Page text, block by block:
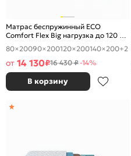
Матрас беспружинный ECO
Comfort Flex Big нагрузка до 120 кг
800x2000
80×20090×200120×200140×200+2
от 14 130₽16 430 ₽-14%
В корзину